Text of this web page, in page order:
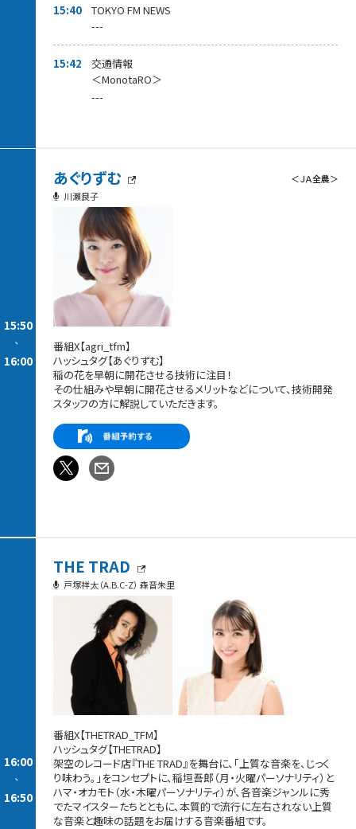
15:40
TOKYO FM NEWS
---
15:42
交通情報
＜MonotaRO＞
---
15:50
-
16:00
あぐりずむ
＜ＪＡ全農＞
川瀬良子
番組X【agri_tfm】
ハッシュタグ【あぐりずむ】
稲の花を早朝に開花させる技術に注目！
その仕組みや早朝に開花させるメリットなどについて、技術開発
スタッフの方に解説していただきます。
16:00
-
16:50
THE TRAD
戸塚祥太（A.B.C-Z） 森音朱里
番組X【THETRAD_TFM】
ハッシュタグ【THETRAD】
架空のレコード店『THE TRAD』を舞台に、「上質な音楽を、じっく
り味わう。」をコンセプトに、稲垣吾郎（月・火曜パーソナリティ）と
ハマ・オカモト（水・木曜パーソナリティ）が、各音楽ジャンルに秀
でたマイスターたちとともに、本質的で流行に左右されない上質
な音楽と趣味の話題をお届けする音楽番組です。